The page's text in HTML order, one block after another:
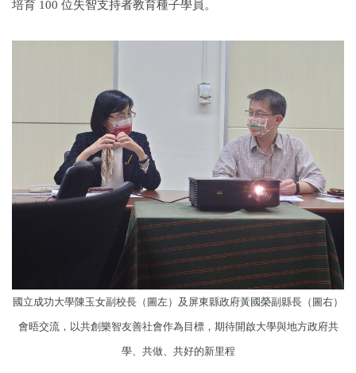
培育 100 位失智支持者教育種子學員。
國立成功大學陳玉女副校長（圖左）及屏東縣政府黃國榮副縣長（圖右）
會晤交流，以共創樂智友善社會作為目標，期待開啟大學與地方政府共
學、共做、共好的新里程